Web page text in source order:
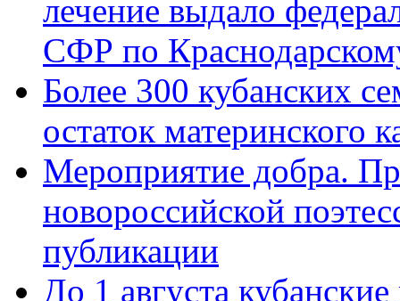
лечение выдало
СФР по
Более 300 кубанских
остаток материнского
Мероприятие добра.
новороссийской
публикации
До 1 августа